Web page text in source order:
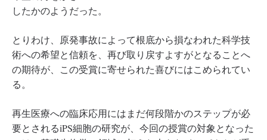
したかのようだった。
とりわけ、原発事故によって根底から損なわれた科学技
術への希望と信頼を、再び取り戻すよすがとなることへ
の期待が、この受賞に寄せられた喜びにはこめられてい
る。
再生医療への臨床応用にはまだ何段階かのステップが必
要とされるiPS細胞の研究が、今回の授賞の対象となった